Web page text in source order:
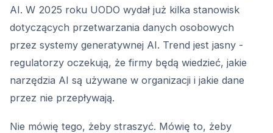
AI. W 2025 roku UODO wydał już kilka stanowisk
dotyczących przetwarzania danych osobowych
przez systemy generatywnej AI. Trend jest jasny -
regulatorzy oczekują, że firmy będą wiedzieć, jakie
narzędzia AI są używane w organizacji i jakie dane
przez nie przepływają.
Nie mówię tego, żeby straszyć. Mówię to, żeby